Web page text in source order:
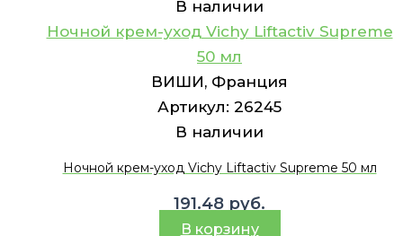
В наличии
Ночной крем-уход Vichy Liftactiv Supreme
50 мл
ВИШИ, Франция
Артикул: 26245
В наличии
Ночной крем-уход Vichy Liftactiv Supreme 50 мл
191.48 руб.
В корзину